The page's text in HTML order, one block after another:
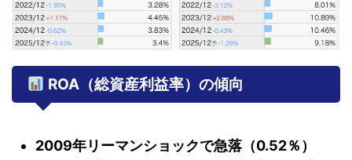
ROA（総資産利益率）の傾向
2009年リーマンショックで急落（0.52％）